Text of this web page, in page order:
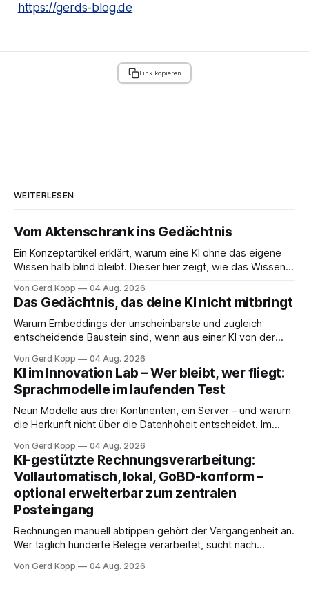
https://gerds-blog.de
Link kopieren
WEITERLESEN
Vom Aktenschrank ins Gedächtnis
Ein Konzeptartikel erklärt, warum eine KI ohne das eigene
Wissen halb blind bleibt. Dieser hier zeigt, wie das Wissen
danach nutzt. Die Idee, einer KI das eigene
Unternehmenswissen zugänglich zu machen, klingt nach
einem großen Projekt. Nach Monaten, Beratern, einer
Software-Einführung mit
Von Gerd Kopp 04 Aug. 2026
Das Gedächtnis, das deine KI nicht mitbringt
Warum Embeddings der unscheinbarste und zugleich
entscheidende Baustein sind, wenn aus einer KI von der
moderne Sprach-KI kann fast alles. Sie formuliert ein
Anschreiben, erklärt ein Steuerthema, schreibt
Programmcode. Sie hat die halbe Bibliothek der Menschheit
gelesen. Nur eines weiß
Von Gerd Kopp 04 Aug. 2026
KI im Innovation Lab – Wer bleibt, wer fliegt:
Sprachmodelle im laufenden Test
Neun Modelle aus drei Kontinenten, ein Server – und warum
die Herkunft nicht über die Datenhoheit entscheidet. Im
Einsatzzweck: Welches Modell löst welche Aufgabe mit der
besten Balance aus Qualität, Geschwindigkeit und
Ressourcenbedarf? Nicht jedes Modell taugt für jede
Aufgabe – und ein 14B-Reasoner
Von Gerd Kopp 04 Aug. 2026
KI-gestützte Rechnungsverarbeitung:
Vollautomatisch, lokal, GoBD-konform –
optional erweiterbar zum zentralen
Posteingang
Rechnungen manuell abtippen gehört der Vergangenheit an.
Wer täglich hunderte Belege verarbeitet, sucht nach
jedoch ungern in öffentliche Cloud-KIs hochladen. Die
Von Gerd Kopp 04 Aug. 2026